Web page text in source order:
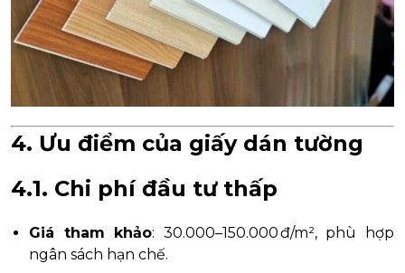
4. Ưu điểm của giấy dán tường
4.1. Chi phí đầu tư thấp
Giá tham khảo: 30.000–150.000 đ/m², phù hợp
ngân sách hạn chế.